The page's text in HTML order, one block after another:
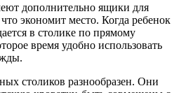
дополнительно ящики для
экономит место. Когда ребенок
в столике по прямому
время удобно использовать
столиков разнообразен. Они